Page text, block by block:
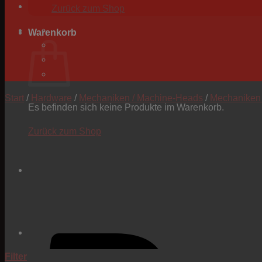
Zurück zum Shop
Warenkorb
Es befinden sich keine Produkte im Warenkorb.
Zurück zum Shop
Start / Hardware / Mechaniken / Machine-Heads /
Filter